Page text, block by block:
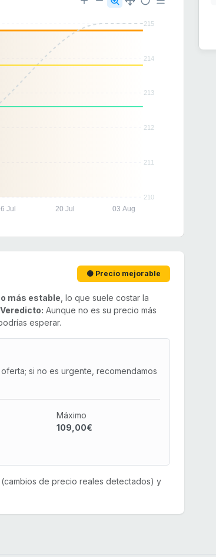
215
214
213
212
211
210
Jul 20 Jul 03 Aug
🟡 Precio mejorable
más estable , lo que suele costar la
Veredicto: Aunque no es su precio más
esperar.
si no es urgente, recomendamos
Máximo
109,00€
de precio reales detectados) y